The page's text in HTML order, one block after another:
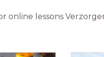
online lessons